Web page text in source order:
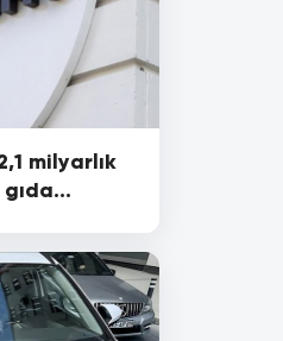
milyarlık